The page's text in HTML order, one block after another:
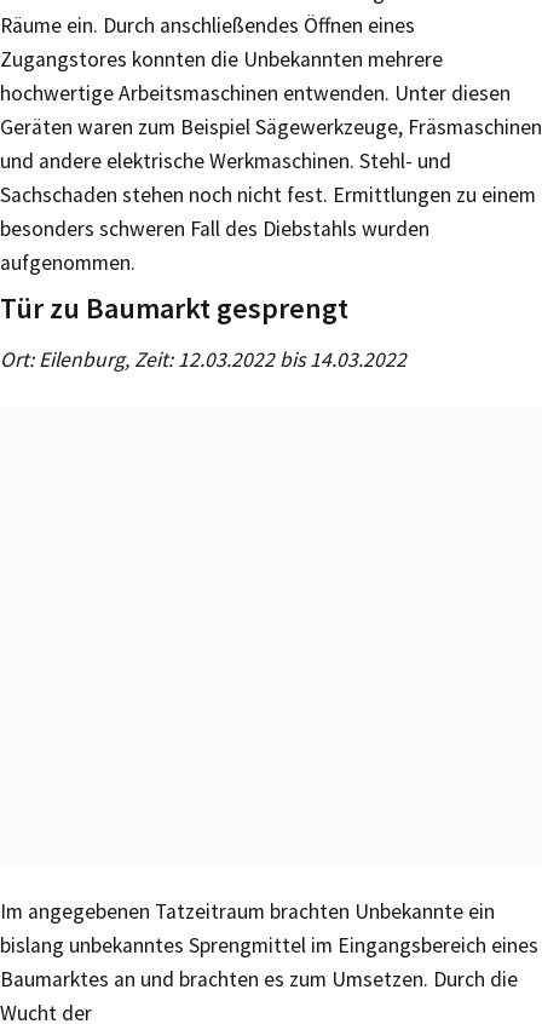
Räume ein. Durch anschließendes Öffnen eines
Zugangstores konnten die Unbekannten mehrere
hochwertige Arbeitsmaschinen entwenden. Unter diesen
Geräten waren zum Beispiel Sägewerkzeuge, Fräsmaschinen
und andere elektrische Werkmaschinen. Stehl- und
Sachschaden stehen noch nicht fest. Ermittlungen zu einem
besonders schweren Fall des Diebstahls wurden
aufgenommen.
Tür zu Baumarkt gesprengt
Ort: Eilenburg, Zeit: 12.03.2022 bis 14.03.2022
Im angegebenen Tatzeitraum brachten Unbekannte ein
bislang unbekanntes Sprengmittel im Eingangsbereich eines
Baumarktes an und brachten es zum Umsetzen. Durch die
Wucht der